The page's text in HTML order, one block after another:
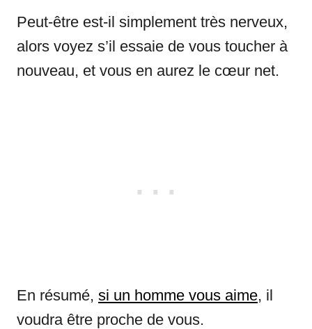
Peut-être est-il simplement très nerveux,
alors voyez s’il essaie de vous toucher à
nouveau, et vous en aurez le cœur net.
En résumé, si un homme vous aime, il
voudra être proche de vous.